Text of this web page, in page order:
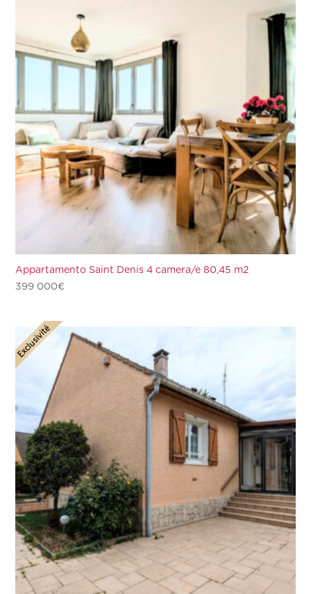
Appartamento Saint Denis 4 camera/e 80,45 m2
399 000€